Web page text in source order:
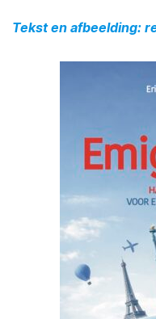
Tekst en afbeelding: